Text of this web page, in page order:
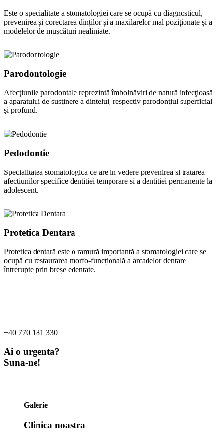
Este o specialitate a stomatologiei care se ocupă cu diagnosticul,
prevenirea și corectarea dinților și a maxilarelor mal poziționate și a
modelelor de mușcături nealiniate.
Parodontologie
Afecţiunile parodontale reprezintă îmbolnăviri de natură infecţioasă
a aparatului de susţinere a dintelui, respectiv parodonţiul superficial
şi profund.
Pedodontie
Specialitatea stomatologica ce are in vedere prevenirea si tratarea
afectiunilor specifice dentitiei temporare si a dentitiei permanente la
adolescent.
Protetica Dentara
Protetica dentară este o ramură importantă a stomatologiei care se
ocupă cu restaurarea morfo-funcțională a arcadelor dentare
întrerupte prin breșe edentate.
+40 770 181 330
Ai o urgenta?
Suna-ne!
Galerie
Clinica noastra